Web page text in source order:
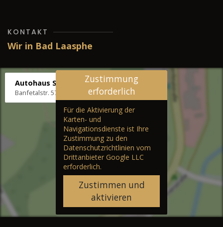
KONTAKT
Wir in Bad Laasphe
Autohaus Stenger
Banfetalstr. 57, 57334 Bad Laasphe
Zustimmung
erforderlich
Für die Aktivierung der
Karten- und
Navigationsdienste ist Ihre
Zustimmung zu den
Datenschutzrichtlinien vom
Drittanbieter Google LLC
erforderlich.
Zustimmen und
aktivieren